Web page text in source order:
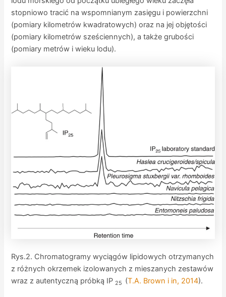
stopniowo tracić na wspomnianym zasięgu i powierzchni
(pomiary kilometrów kwadratowych) oraz na jej objętości
(pomiary kilometrów sześciennych), a także grubości
(pomiary metrów i wieku lodu).
Rys.2. Chromatogramy wyciągów lipidowych otrzymanych
z różnych okrzemek izolowanych z mieszanych zestawów
wraz z autentyczną próbką IP 25 (T.A. Brown i in, 2014).